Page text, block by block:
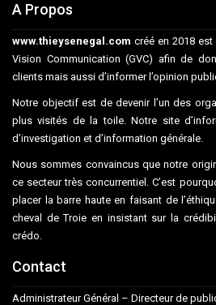
A Propos
www.thieysenegal.com créé en 2018 est
Vision Communication (GVC) afin de
clients mais aussi d’informer l’opinion
Notre objectif est de devenir l’un des
plus visités de la toile. Notre site
d’investigation et d’information générale.
Nous sommes convaincus que notre
ce secteur très concurrentiel. C’est
placer la barre haute en faisant de
cheval de Troie en insistant sur la
crédo.
Contact
Administrateur Général – Directeur de